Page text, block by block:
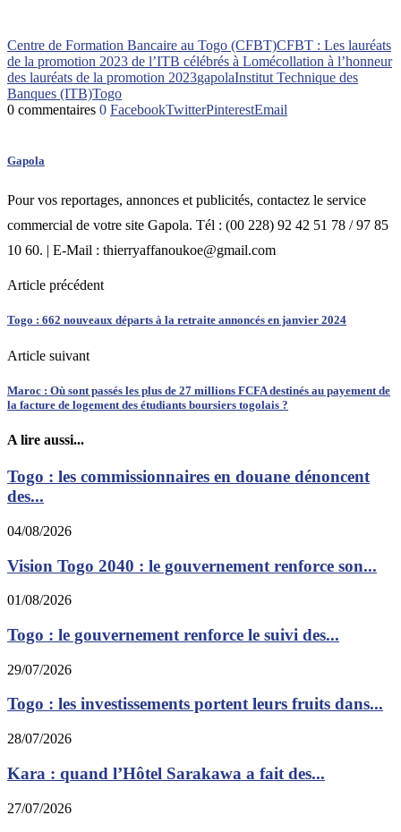
Centre de Formation Bancaire au Togo (CFBT)CFBT : Les lauréats
de la promotion 2023 de l’ITB célébrés à Lomécollation à l’honneur
des lauréats de la promotion 2023gapolaInstitut Technique des
Banques (ITB)Togo
0 commentaires 0 FacebookTwitterPinterestEmail
Gapola
Pour vos reportages, annonces et publicités, contactez le service
commercial de votre site Gapola. Tél : (00 228) 92 42 51 78 / 97 85
10 60. | E-Mail : thierryaffanoukoe@gmail.com
Article précédent
Togo : 662 nouveaux départs à la retraite annoncés en janvier 2024
Article suivant
Maroc : Où sont passés les plus de 27 millions FCFA destinés au payement de
la facture de logement des étudiants boursiers togolais ?
A lire aussi...
Togo : les commissionnaires en douane dénoncent
des...
04/08/2026
Vision Togo 2040 : le gouvernement renforce son...
01/08/2026
Togo : le gouvernement renforce le suivi des...
29/07/2026
Togo : les investissements portent leurs fruits dans...
28/07/2026
Kara : quand l’Hôtel Sarakawa a fait des...
27/07/2026